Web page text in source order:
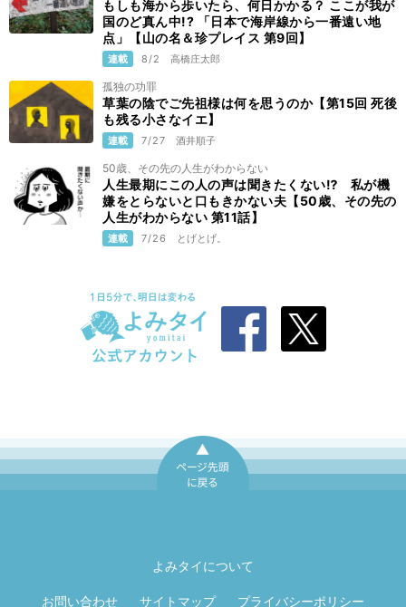
もしも海から歩いたら、何日かかる？ ここが我が
国のど真ん中!? 「日本で海岸線から一番遠い地
点」【山の名＆珍プレイス 第9回】
連載 8/2 高橋庄太郎
孤独の功罪
草葉の陰でご先祖様は何を思うのか【第15回 死後
も残る小さなイエ】
連載 7/27 酒井順子
50歳、その先の人生がわからない
人生最期にこの人の声は聞きたくない⁉ 私が機
嫌をとらないと口もきかない夫【50歳、その先の
人生がわからない 第11話】
連載 7/26 とげとげ。
よみタイについて
お問い合わせ サイトマップ プライバシーポリシー